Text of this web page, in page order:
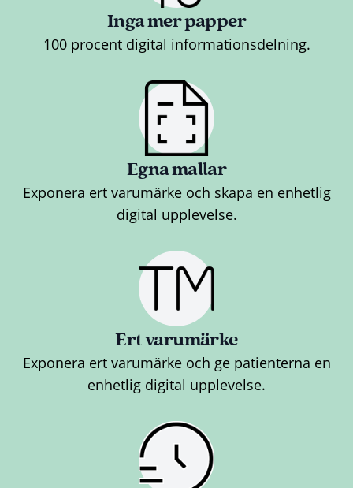
Inga mer papper
100 procent digital informationsdelning.
Egna mallar
Exponera ert varumärke och skapa en enhetlig
digital upplevelse.
Ert varumärke
Exponera ert varumärke och ge patienterna en
enhetlig digital upplevelse.